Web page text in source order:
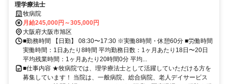
理学療法士
牧病院
月給245,000円～305,000円
大阪府大阪市旭区
■勤務時間 【日勤】 08:30〜17:30 ※実働8時間・休憩60分 ■労働時間
実働時間：1日あたり8時間 平均勤務日数：1ヶ月あたり18日〜20日
平均残業時間：1ヶ月あたり20時間0分 平均...
■仕事内容 ★牧病院では、理学療法士として活躍していただける方を
募集しています！ 当院は、一般病院、総合病院、老人デイサービス